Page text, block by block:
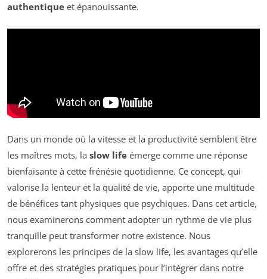
authentique et épanouissante.
Dans un monde où la vitesse et la productivité semblent être
les maîtres mots, la slow life émerge comme une réponse
bienfaisante à cette frénésie quotidienne. Ce concept, qui
valorise la lenteur et la qualité de vie, apporte une multitude
de bénéfices tant physiques que psychiques. Dans cet article,
nous examinerons comment adopter un rythme de vie plus
tranquille peut transformer notre existence. Nous
explorerons les principes de la slow life, les avantages qu’elle
offre et des stratégies pratiques pour l’intégrer dans notre